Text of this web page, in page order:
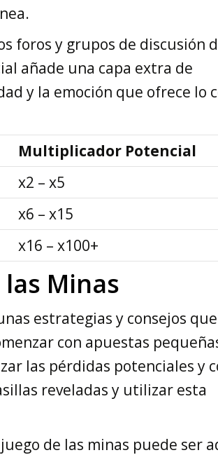
foros y grupos de discusión
añade una capa extra de
y la emoción que ofrece lo
Multiplicador Potencial
x2 – x5
x6 – x15
x16 – x100+
Minas
estrategias y consejos
con apuestas
las pérdidas potenciales y
reveladas y utilizar esta
de las minas puede ser